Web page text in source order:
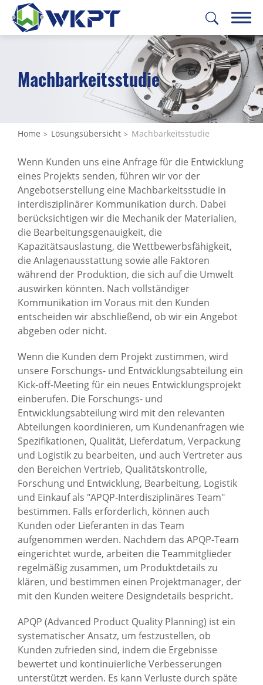
Machbarkeitsstudie
Home Lösungsübersicht Machbarkeitsstudie
Wenn Kunden uns eine Anfrage für die Entwicklung
eines Projekts senden, führen wir vor der
Angebotserstellung eine Machbarkeitsstudie in
interdisziplinärer Kommunikation durch. Dabei
berücksichtigen wir die Mechanik der Materialien,
die Bearbeitungsgenauigkeit, die
Kapazitätsauslastung, die Wettbewerbsfähigkeit,
die Anlagenausstattung sowie alle Faktoren
während der Produktion, die sich auf die Umwelt
auswirken könnten. Nach vollständiger
Kommunikation im Voraus mit den Kunden
entscheiden wir abschließend, ob wir ein Angebot
abgeben oder nicht.
Wenn die Kunden dem Projekt zustimmen, wird
unsere Forschungs- und Entwicklungsabteilung ein
Kick-off-Meeting für ein neues Entwicklungsprojekt
einberufen. Die Forschungs- und
Entwicklungsabteilung wird mit den relevanten
Abteilungen koordinieren, um Kundenanfragen wie
Spezifikationen, Qualität, Lieferdatum, Verpackung
und Logistik zu bearbeiten, und auch Vertreter aus
den Bereichen Vertrieb, Qualitätskontrolle,
Forschung und Entwicklung, Bearbeitung, Logistik
und Einkauf als "APQP-Interdisziplinäres Team"
bestimmen. Falls erforderlich, können auch
Kunden oder Lieferanten in das Team
aufgenommen werden. Nachdem das APQP-Team
eingerichtet wurde, arbeiten die Teammitglieder
regelmäßig zusammen, um Produktdetails zu
klären, und bestimmen einen Projektmanager, der
mit den Kunden weitere Designdetails bespricht.
APQP (Advanced Product Quality Planning) ist ein
systematischer Ansatz, um festzustellen, ob
Kunden zufrieden sind, indem die Ergebnisse
bewertet und kontinuierliche Verbesserungen
unterstützt werden. Es kann Verluste durch späte
English 日本語 Deutsch
INDUSTRIEBEREICHE
LÖSUNGSÜBERSICHT
Machbarkeitsstudie
Prototypenfertigung
Materialbeschaffung
Fertigungsstrategie & Werkzeuge
Fertigungsprozess
Verpackung und Versand
BEARBEITUNGSLEISTUNGEN
FÄHIGKEITEN
ÜBER UNS
SUPPORT
KONTAKT